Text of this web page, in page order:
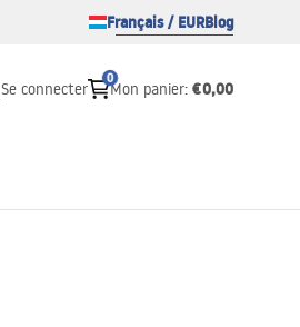
Français / EURBlog
Se connecter
0
Mon panier: €0,00